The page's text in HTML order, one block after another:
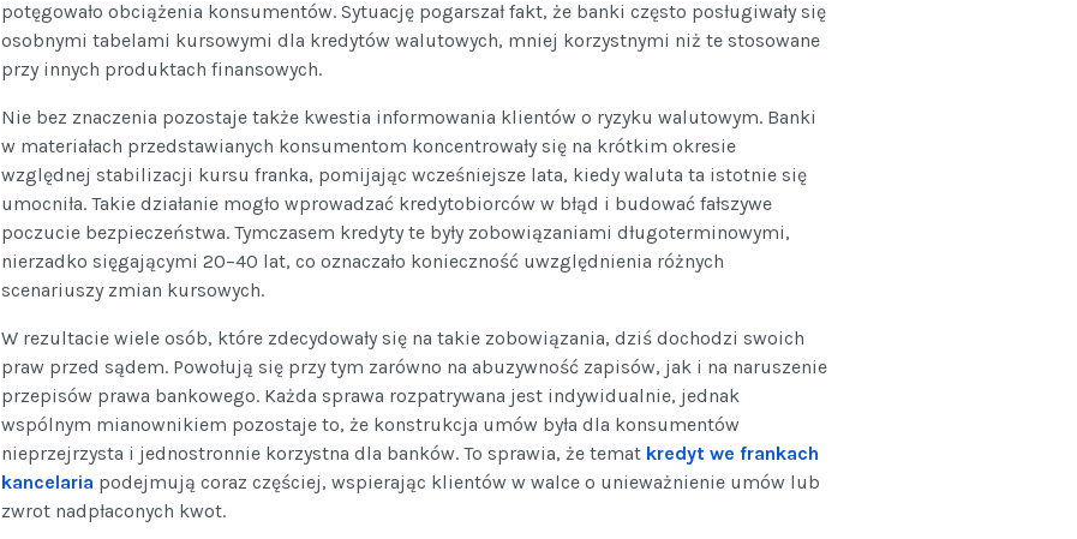
potęgowało obciążenia konsumentów. Sytuację pogarszał fakt, że banki często posługiwały się
osobnymi tabelami kursowymi dla kredytów walutowych, mniej korzystnymi niż te stosowane
przy innych produktach finansowych.
Nie bez znaczenia pozostaje także kwestia informowania klientów o ryzyku walutowym. Banki
w materiałach przedstawianych konsumentom koncentrowały się na krótkim okresie
względnej stabilizacji kursu franka, pomijając wcześniejsze lata, kiedy waluta ta istotnie się
umocniła. Takie działanie mogło wprowadzać kredytobiorców w błąd i budować fałszywe
poczucie bezpieczeństwa. Tymczasem kredyty te były zobowiązaniami długoterminowymi,
nierzadko sięgającymi 20–40 lat, co oznaczało konieczność uwzględnienia różnych
scenariuszy zmian kursowych.
W rezultacie wiele osób, które zdecydowały się na takie zobowiązania, dziś dochodzi swoich
praw przed sądem. Powołują się przy tym zarówno na abuzywność zapisów, jak i na naruszenie
przepisów prawa bankowego. Każda sprawa rozpatrywana jest indywidualnie, jednak
wspólnym mianownikiem pozostaje to, że konstrukcja umów była dla konsumentów
nieprzejrzysta i jednostronnie korzystna dla banków. To sprawia, że temat kredyt we frankach
kancelaria podejmują coraz częściej, wspierając klientów w walce o unieważnienie umów lub
zwrot nadpłaconych kwot.